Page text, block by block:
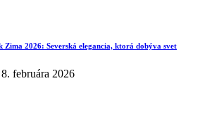
Zima 2026: Severská elegancia, ktorá dobýva svet
8. februára 2026